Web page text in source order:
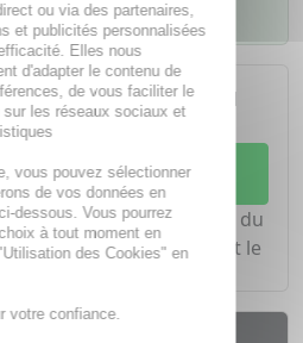
d'un médicament sans
nécessite le conseil
Demandez conseil à votre
pharmacien
équipe est à votre écoute du
vendredi de8h à 20h
et le
de
ou via des partenaires,
et publicités personnalisées
Elles nous
d'adapter le contenu de
de vous faciliter le
sur les réseaux sociaux et
vous pouvez sélectionner
de vos données en
dessous. Vous pourrez
à tout moment en
des Cookies" en
votre confiance.